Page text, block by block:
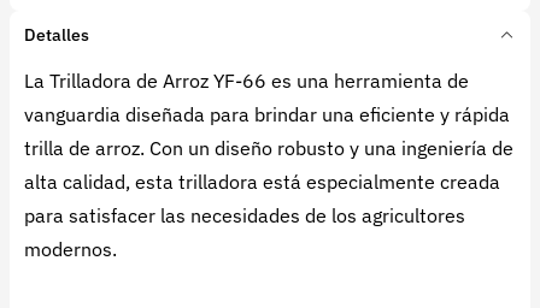
Detalles
La Trilladora de Arroz YF-66 es una herramienta de
vanguardia diseñada para brindar una eficiente y rápida
trilla de arroz. Con un diseño robusto y una ingeniería de
alta calidad, esta trilladora está especialmente creada
para satisfacer las necesidades de los agricultores
modernos.